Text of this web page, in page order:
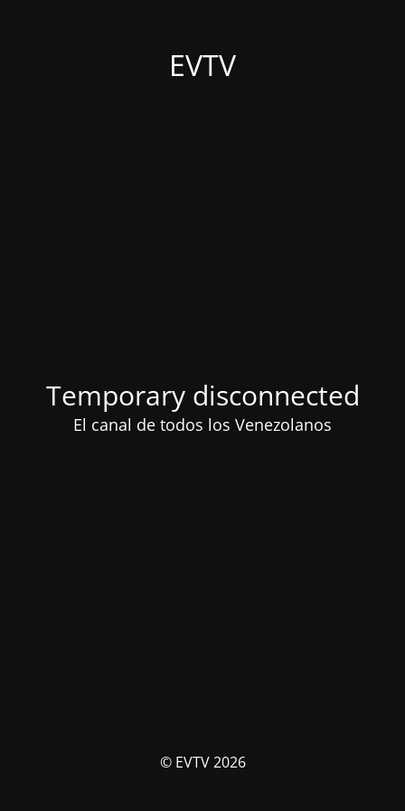
EVTV
Temporary disconnected
El canal de todos los Venezolanos
© EVTV 2026